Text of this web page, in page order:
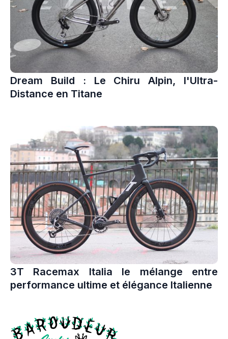
Dream Build : Le Chiru Alpin, l'Ultra-
Distance en Titane
3T Racemax Italia le mélange entre
performance ultime et élégance Italienne